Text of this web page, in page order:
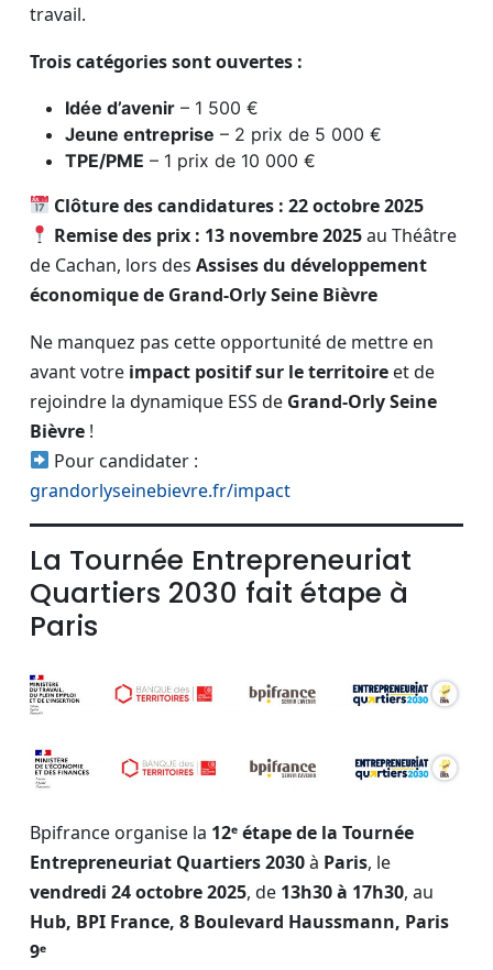
travail.
Trois catégories sont ouvertes :
Idée d’avenir – 1 500 €
Jeune entreprise – 2 prix de 5 000 €
TPE/PME – 1 prix de 10 000 €
Clôture des candidatures : 22 octobre 2025
Remise des prix : 13 novembre 2025au Théâtre
de Cachan, lors des Assises du développement
économique de Grand-Orly Seine Bièvre
Ne manquez pas cette opportunité de mettre en
avant votre impact positif sur le territoire et de
rejoindre la dynamique ESS de Grand-Orly Seine
Bièvre !
Pour candidater :
grandorlyseinebievre.fr/impact
La Tournée Entrepreneuriat
Quartiers 2030 fait étape à
Paris
Bpifrance organise la 12ᵉ étape de la Tournée
Entrepreneuriat Quartiers 2030à Paris, le
vendredi 24 octobre 2025, de 13h30 à 17h30, au
Hub, BPI France, 8 Boulevard Haussmann, Paris
9ᵉ